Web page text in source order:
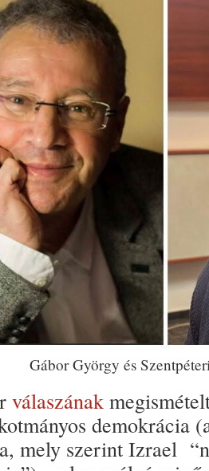
Gábor György és
válaszának
demokrácia
mely szerint Izrael